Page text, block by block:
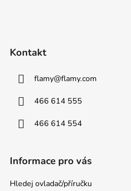
Kontakt
flamy@flamy.com
466 614 555
466 614 554
Informace pro vás
Hledej ovladač/příručku